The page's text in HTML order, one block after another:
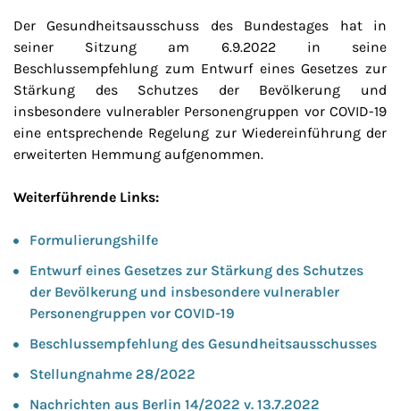
Der Gesundheitsausschuss des Bundestages hat in
seiner Sitzung am 6.9.2022 in seine
Beschlussempfehlung zum Entwurf eines Gesetzes zur
Stärkung des Schutzes der Bevölkerung und
insbesondere vulnerabler Personengruppen vor COVID-19
eine entsprechende Regelung zur Wiedereinführung der
erweiterten Hemmung aufgenommen.
Weiterführende Links:
Formulierungshilfe
Entwurf eines Gesetzes zur Stärkung des Schutzes
der Bevölkerung und insbesondere vulnerabler
Personengruppen vor COVID-19
Beschlussempfehlung des Gesundheitsausschusses
Stellungnahme 28/2022
Nachrichten aus Berlin 14/2022 v. 13.7.2022